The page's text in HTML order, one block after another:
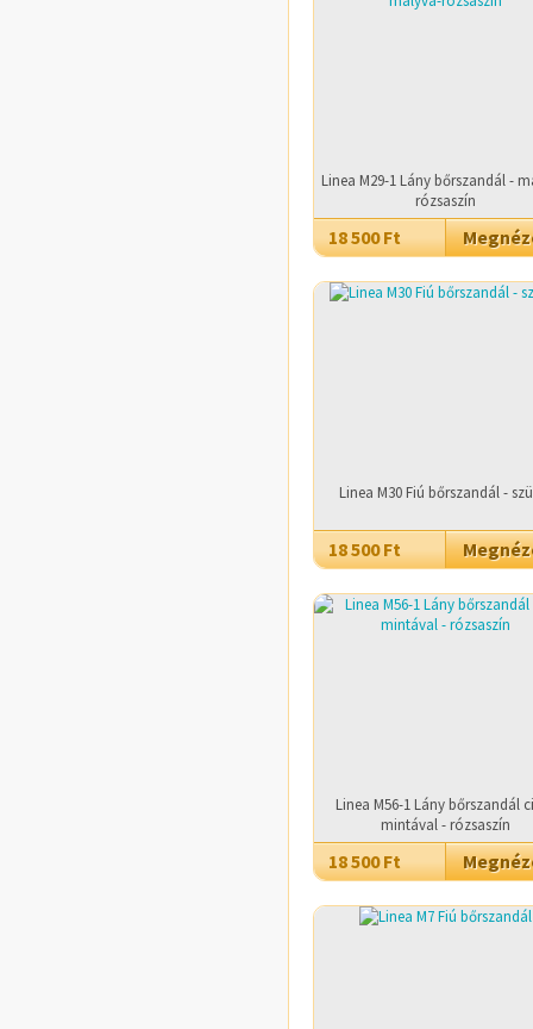
Linea M29-1 Lány bőrszandál -
rózsaszín
18 500 Ft
Linea M30 Fiú bőrszandál -
18 500 Ft
Linea M56-1 Lány bőrszandál
mintával - rózsaszín
18 500 Ft